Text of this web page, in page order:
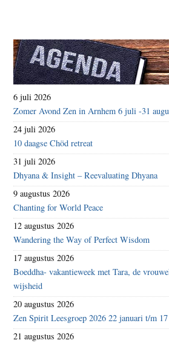
6 juli 2026
Zomer Avond Zen in Arnhem 6 juli -31
24 juli 2026
10 daagse Chöd retreat
31 juli 2026
Dhyana & Insight – Reevaluating Dhyana
9 augustus 2026
Chanting for World Peace
12 augustus 2026
Wandering the Way of Perfect Wisdom
17 augustus 2026
Boeddha- vakantieweek met Tara, de
wijsheid
20 augustus 2026
Zen Spirit Leesgroep 2026 22 januari t/m
21 augustus 2026